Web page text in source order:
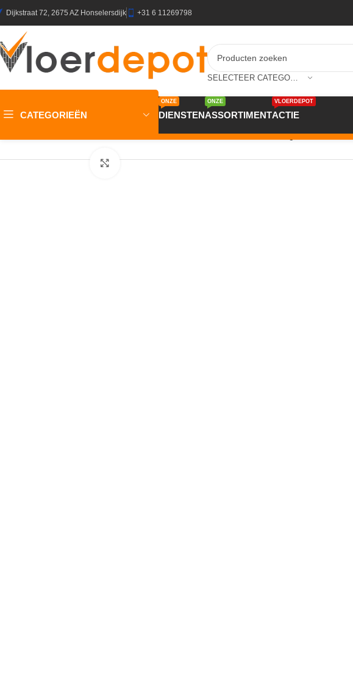
Dijkstraat 72, 2675 AZ Honselersdijk +31 6 11269798
CATEGORIEËN DIENSTEN
ONZE
ASSORTIMENT
ONZE
ACTIE
VLOERDEPOT
Plinten/JOKA Plint 14×58 mm AQUA CUBE
Klik om te vergroten